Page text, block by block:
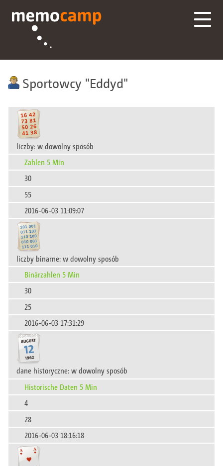
Sportowcy Eddyd
liczby: w dowolny sposób
Zahlen 5 Min
30
55
2016-06-03 11:09:07
liczby binarne: w dowolny sposób
Binärzahlen 5 Min
30
25
2016-06-03 17:31:29
dane historyczne: w dowolny sposób
Historische Daten 5 Min
4
28
2016-06-03 18:16:18